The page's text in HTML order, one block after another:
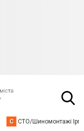
С СТО/Шиномонтажі